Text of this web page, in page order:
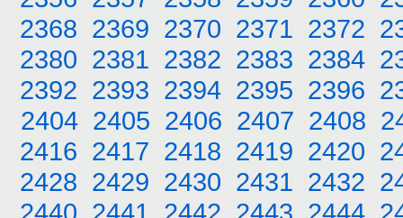
2368 2369 2370 2371 2372
2380 2381 2382 2383 2384
2392 2393 2394 2395 2396
2404 2405 2406 2407 2408
2416 2417 2418 2419 2420
2428 2429 2430 2431 2432